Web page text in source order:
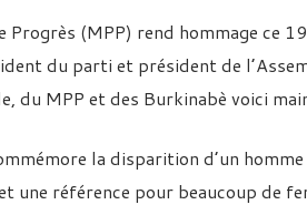
Progrès (MPP) rend hommage ce
du parti et président de
du MPP et des Burkinabè voici
la disparition d’un
une référence pour beaucoup de